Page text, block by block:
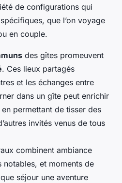
de configurations qui
que l’on voyage
en couple.
des gîtes promeuvent
. Ces lieux partagés
et les échanges entre
dans un gîte peut enrichir
permettant de tisser des
invités venus de tous
combinent ambiance
notables, et moments de
séjour une aventure